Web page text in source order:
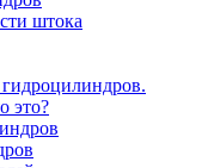
штока
это?